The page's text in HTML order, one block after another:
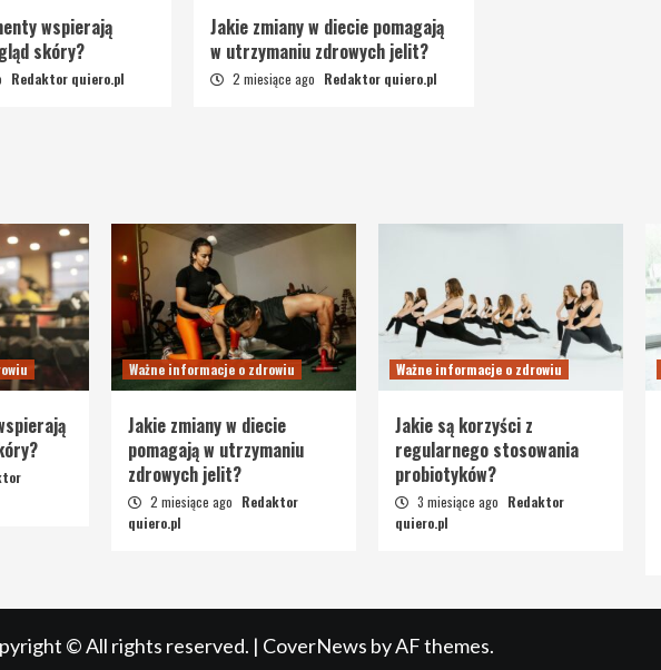
wspierają
skóry?
Redaktor quiero.pl
Jakie zmiany w diecie pomagają
w utrzymaniu zdrowych jelit?
2 miesiące ago Redaktor quiero.pl
Ważne informacje o zdrowiu
Jakie zmiany w diecie
pomagają w utrzymaniu
zdrowych jelit?
2 miesiące ago Redaktor
quiero.pl
Ważne informacje o zdrowiu
Jakie są korzyści z
regularnego stosowania
probiotyków?
3 miesiące ago Redaktor
quiero.pl
© All rights reserved. | CoverNews by AF themes.